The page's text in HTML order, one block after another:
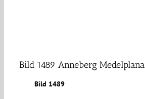
Bild 1489 Anneberg Medelplana
Bild 1489